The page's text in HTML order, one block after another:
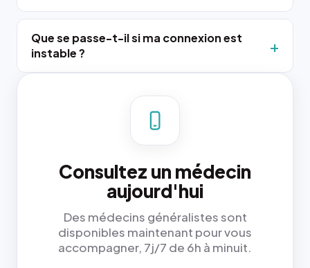
Que se passe-t-il si ma connexion est
instable ?
Consultez un médecin
aujourd'hui
Des médecins généralistes sont
disponibles maintenant pour vous
accompagner, 7j/7 de 6h à minuit.